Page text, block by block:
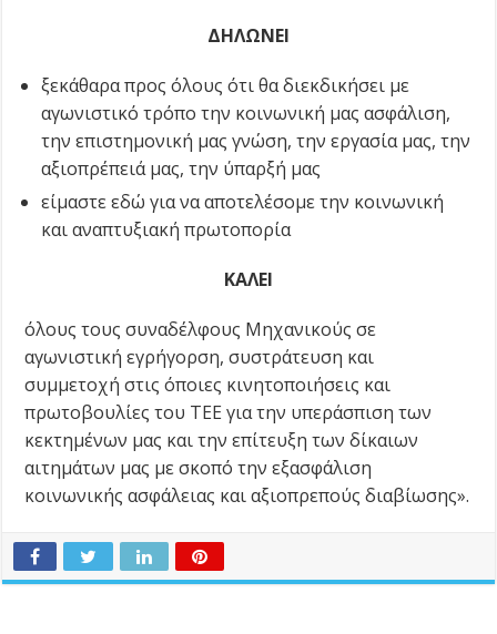
ΔΗΛΩΝΕΙ
ξεκάθαρα προς όλους ότι θα διεκδικήσει με
αγωνιστικό τρόπο την κοινωνική μας ασφάλιση,
την επιστημονική μας γνώση, την εργασία μας, την
αξιοπρέπειά μας, την ύπαρξή μας
είμαστε εδώ για να αποτελέσομε την κοινωνική
και αναπτυξιακή πρωτοπορία
ΚΑΛΕΙ
όλους τους συναδέλφους Μηχανικούς σε
αγωνιστική εγρήγορση, συστράτευση και
συμμετοχή στις όποιες κινητοποιήσεις και
πρωτοβουλίες του ΤΕΕ για την υπεράσπιση των
κεκτημένων μας και την επίτευξη των δίκαιων
αιτημάτων μας με σκοπό την εξασφάλιση
κοινωνικής ασφάλειας και αξιοπρεπούς διαβίωσης».